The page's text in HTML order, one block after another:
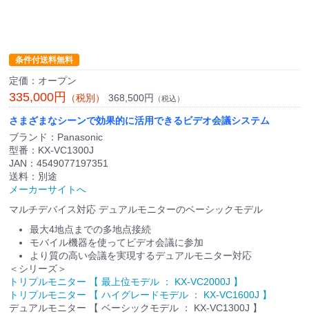
条件付送料無料
定価：オープン
335,000円 （税別） 368,500円 （税込）
さまざまなシーンで効果的に活用できるビデオ会議システム
ブランド：Panasonic
型番：KX-VC1300J
JAN：4549077197351
送料：別途
メーカーサイトへ
マルチデバイス対応 デュアルモニターのベーシックモデル
最大4地点までの多地点接続
モバイル機器を使ってビデオ会議に参加
より質の高い会議を実現するデュアルモニター対応
＜シリーズ＞
トリプルモニター 【 最上位モデル ： KX-VC2000J 】
トリプルモニター 【 ハイグレードモデル ： KX-VC1600J 】
デュアルモニター 【 ベーシックモデル ： KX-VC1300J 】